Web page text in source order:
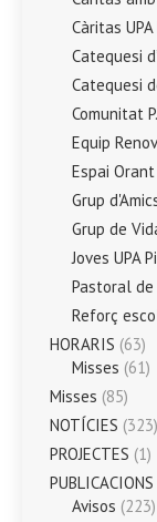
Càritas
Catequesi
Catequesi
Comunitat
Equip
Espai
Grup
Grup de
Joves UPA
Pastoral
Reforç
HORARIS (63)
Misses (61)
Misses (85)
NOTÍCIES (323)
PROJECTES (1)
PUBLICACIONS
Avisos (223)